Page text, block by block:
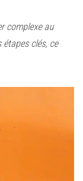
complexe au
clés, ce